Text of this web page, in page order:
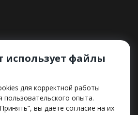
д. 12Е, пом. 282
использует файлы
для корректной работы
пользовательского опыта.
вы даете согласие на их